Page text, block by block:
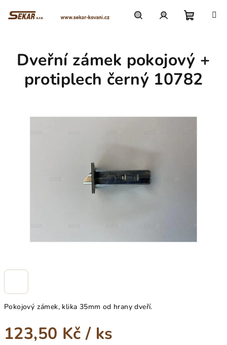
košík
Pokojový zámek, klika 35mm od hrany dveří.
123,50 Kč/ ks
Dveřní zámek pokojový +
protiplech černý 10782